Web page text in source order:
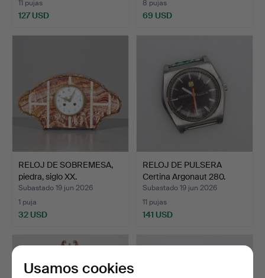
11 pujas
127 USD
8 pujas
69 USD
RELOJ DE SOBREMESA,
piedra, siglo XX.
Subastado 19 jun 2026
1 puja
32 USD
RELOJ DE PULSERA
Certina Argonaut 280.
Subastado 19 jun 2026
11 pujas
141 USD
Usamos cookies